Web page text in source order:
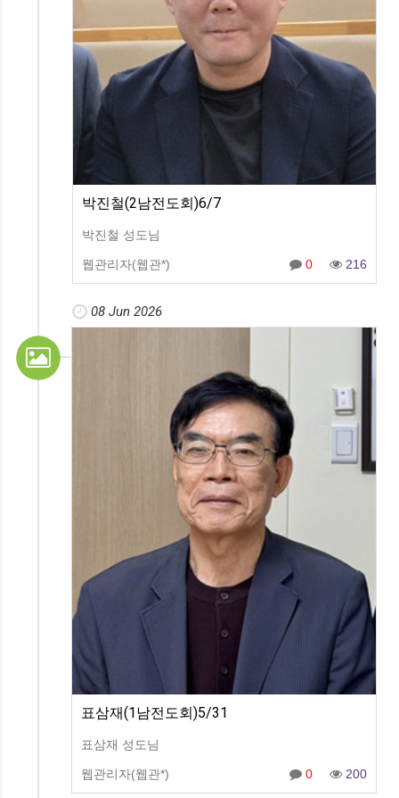
박진철(2남전도회)6/7
박진철 성도님
웹관리자(웹관*) 0 216
08 Jun 2026
표삼재(1남전도회)5/31
표삼재 성도님
웹관리자(웹관*) 0 200